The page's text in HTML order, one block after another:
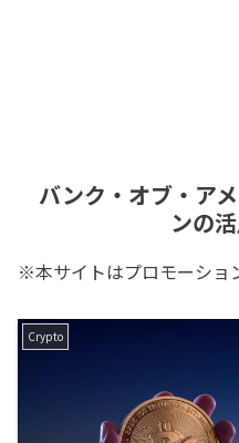
バンク・オブ・ア
ンの
※本サイトはプロモーショ
Crypto